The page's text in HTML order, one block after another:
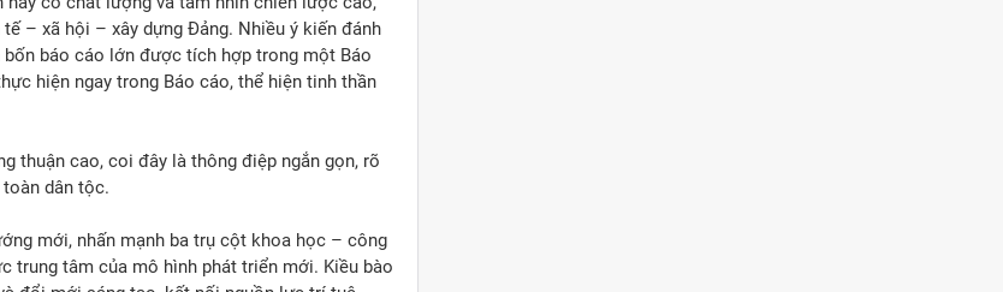
– xã hội – xây dựng Đảng. Nhiều ý kiến đánh
báo cáo lớn được tích hợp trong một Báo
hiện ngay trong Báo cáo, thể hiện tinh thần
thuận cao, coi đây là thông điệp ngắn gọn, rõ
dân tộc.
mới, nhấn mạnh ba trụ cột khoa học – công
trung tâm của mô hình phát triển mới. Kiều bào